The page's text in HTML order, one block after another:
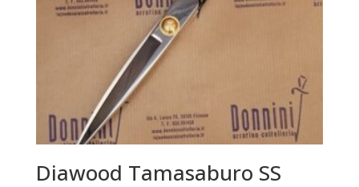
Diawood Tamasaburo SS